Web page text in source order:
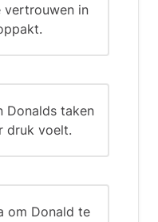
vertrouwen in
Donalds taken
druk voelt.
om Donald te